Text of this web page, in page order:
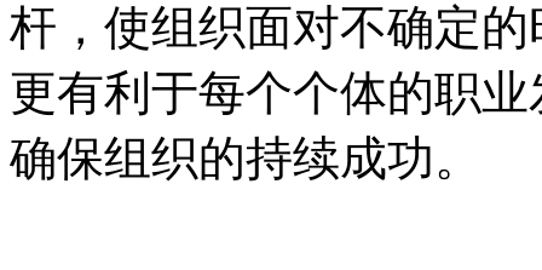
杆，使组织面对不确定
更有利于每个个体的职
确保组织的持续成功。